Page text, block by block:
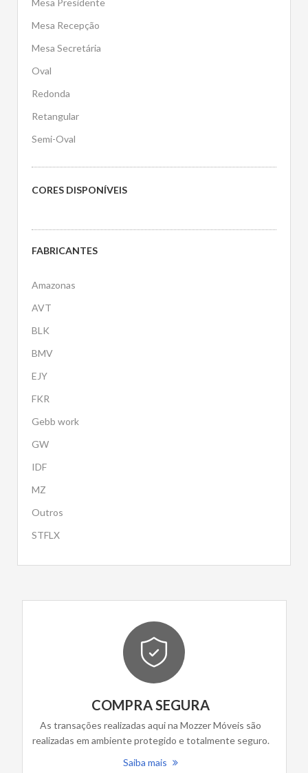
Mesa Presidente
Mesa Recepção
Mesa Secretária
Oval
Redonda
Retangular
Semi-Oval
CORES DISPONÍVEIS
FABRICANTES
Amazonas
AVT
BLK
BMV
EJY
FKR
Gebb work
GW
IDF
MZ
Outros
STFLX
COMPRA SEGURA
As transações realizadas aqui na Mozzer Móveis são
realizadas em ambiente protegido e totalmente seguro.
Saiba mais